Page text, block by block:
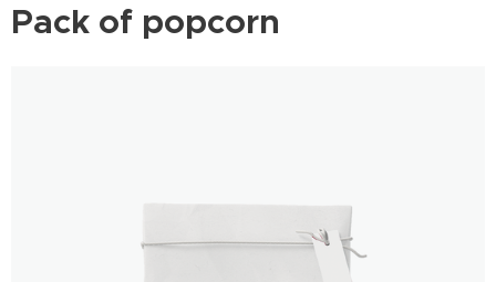
Pack of popcorn